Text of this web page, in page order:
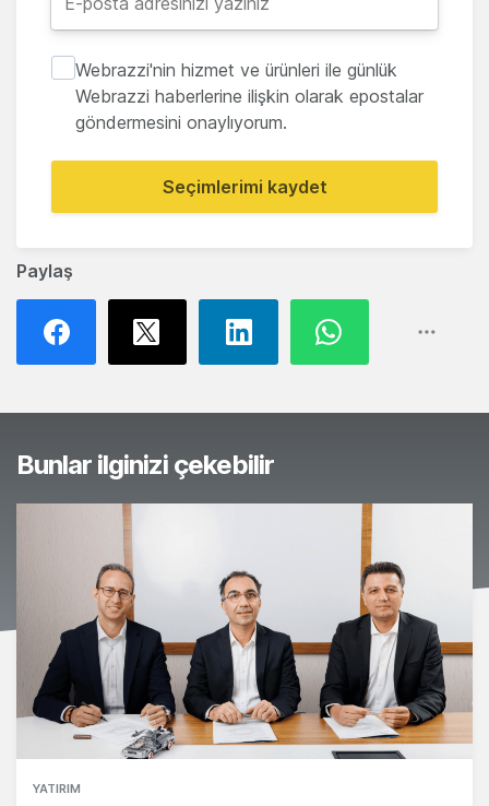
Paylaş
Webrazzi'nin hizmet ve ürünleri ile günlük
Webrazzi haberlerine ilişkin olarak epostalar
göndermesini onaylıyorum.
Seçimlerimi kaydet
Bunlar ilginizi çekebilir
YATIRIM